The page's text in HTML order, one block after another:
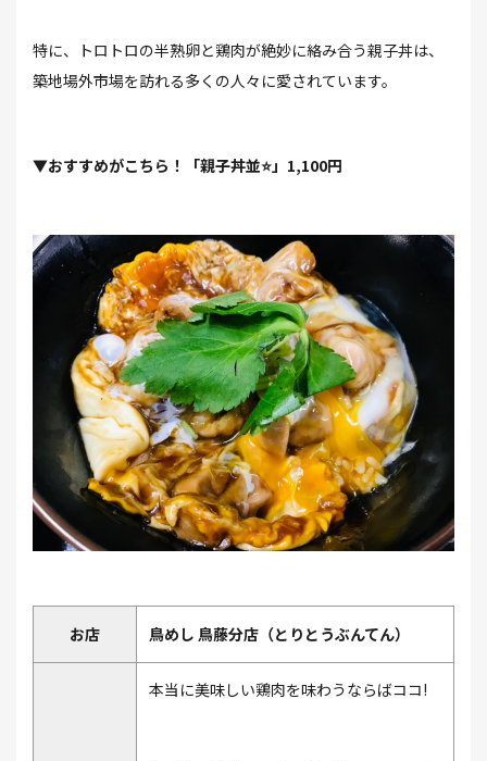
特に、トロトロの半熟卵と鶏肉が絶妙に絡み合う親子丼は、
築地場外市場を訪れる多くの人々に愛されています。
▼おすすめがこちら！「親子丼並⭐」1,100円
お店 鳥めし 鳥藤分店（とりとうぶんてん）
本当に美味しい鶏肉を味わうならばココ!